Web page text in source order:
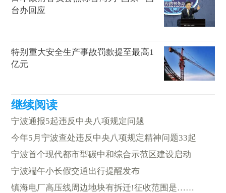
台办回应
特别重大安全生产事故罚款提至最高1
亿元
宁波通报5起违反中央八项规定问题
今年5月宁波查处违反中央八项规定精神问题33起
宁波首个现代都市型碳中和综合示范区建设启动
宁波端午小长假交通出行提醒发布
镇海电厂高压线周边地块有拆迁!征收范围是……